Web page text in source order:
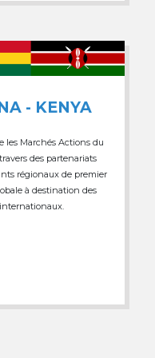
- KENYA
les Marchés Actions du
des partenariats
régionaux de premier
à destination des